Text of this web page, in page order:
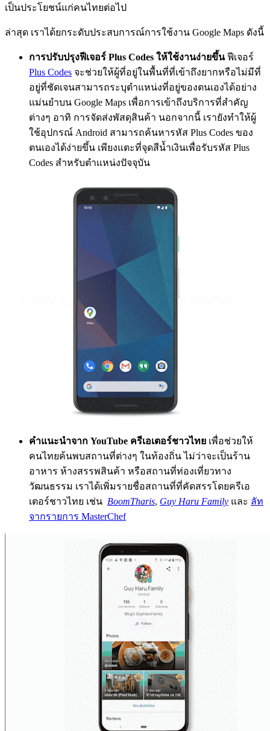
เป็นประโยชน์แก่คนไทยต่อไป
ล่าสุด เราได้ยกระดับประสบการณ์การใช้งาน Google Maps ดังนี้
การปรับปรุงฟีเจอร์ Plus Codes ให้ใช้งานง่ายขึ้นฟีเจอร์
Plus Codes จะช่วยให้ผู้ที่อยู่ในพื้นที่ที่เข้าถึงยากหรือไม่มีที่
อยู่ที่ชัดเจนสามารถระบุตำแหน่งที่อยู่ของตนเองได้อย่าง
แม่นยำบน Google Maps เพื่อการเข้าถึงบริการที่สำคัญ
ต่างๆ อาทิ การจัดส่งพัสดุสินค้า นอกจากนี้ เรายังทำให้ผู้
ใช้อุปกรณ์ Android สามารถค้นหารหัส Plus Codes ของ
ตนเองได้ง่ายขึ้น เพียงแตะที่จุดสีน้ำเงินเพื่อรับรหัส Plus
Codes สำหรับตำแหน่งปัจจุบัน
คำแนะนำจาก YouTube ครีเอเตอร์ชาวไทย เพื่อช่วยให้
คนไทยค้นพบสถานที่ต่างๆ ในท้องถิ่น ไม่ว่าจะเป็นร้าน
อาหาร ห้างสรรพสินค้า หรือสถานที่ท่องเที่ยวทาง
วัฒนธรรม เราได้เพิ่มรายชื่อสถานที่ที่คัดสรรโดยครีเอ
เตอร์ชาวไทย เช่น BoomTharis, Guy Haru Family และ ลัท
จากรายการ MasterChef